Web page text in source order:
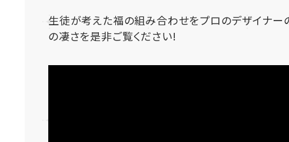
生徒が考えた福の組み合わせをプロのデザイナー
の凄さを是非ご覧ください!